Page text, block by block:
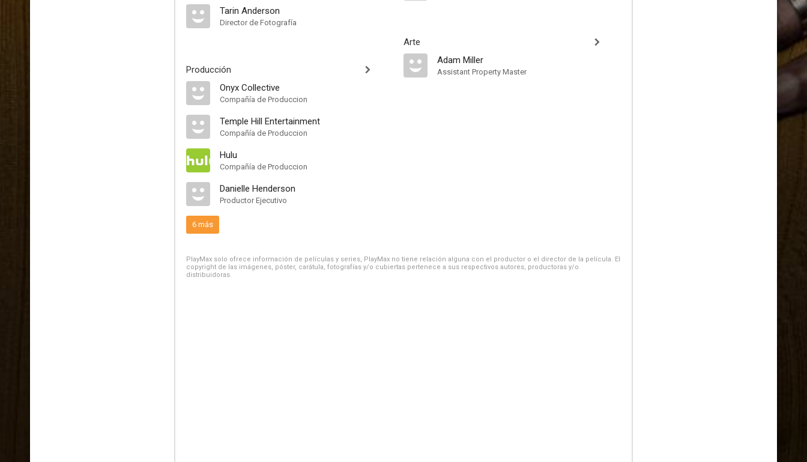
Tarin Anderson
Director de Fotografía
Producción
Onyx Collective
Compañía de Produccion
Temple Hill Entertainment
Compañía de Produccion
Hulu
Compañía de Produccion
Danielle Henderson
Productor Ejecutivo
6 más
Arte
Adam Miller
Assistant Property Master
PlayMax solo ofrece información de películas y series, PlayMax no tiene relación alguna con el productor o el director de la película. El
copyright de las imágenes, póster, carátula, fotografías y/o cubiertas pertenece a sus respectivos autores, productoras y/o
distribuidoras.